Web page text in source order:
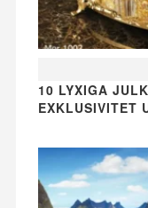
10 LYXIGA
EXKLUSIVITET